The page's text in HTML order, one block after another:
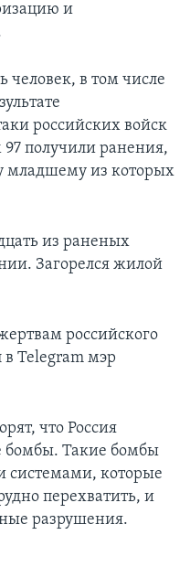
и
человек, в том числе
российских войск
получили ранения,
младшему из которых
из раненых
Загорелся жилой
российского
Telegram мэр
что Россия
бомбы. Такие бомбы
которые
перехватить, и
разрушения.